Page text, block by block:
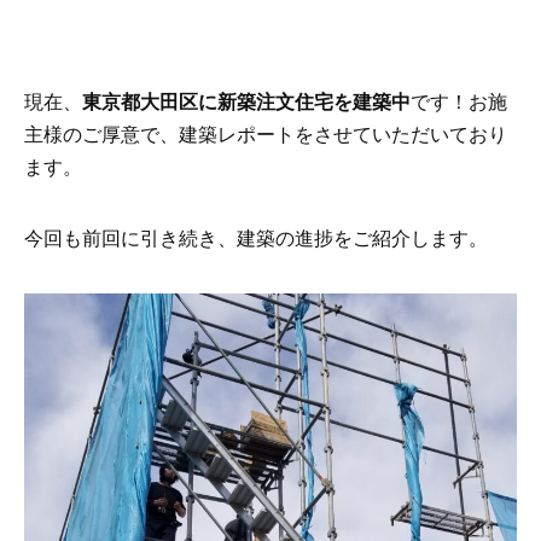
現在、 東京都大田区に新築注文住宅を建築中です！お施
主様のご厚意で、建築レポートをさせていただいており
ます。
今回も前回に引き続き、建築の進捗をご紹介します。